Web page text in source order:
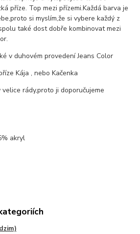
příze. Top mezi přízemi.Každá barva je
si myslím,že si vybere každý z
také dost dobře kombinovat mezi
v duhovém provedení Jeans Color
Kája , nebo Kačenka
rády,proto ji doporučujeme
akryl